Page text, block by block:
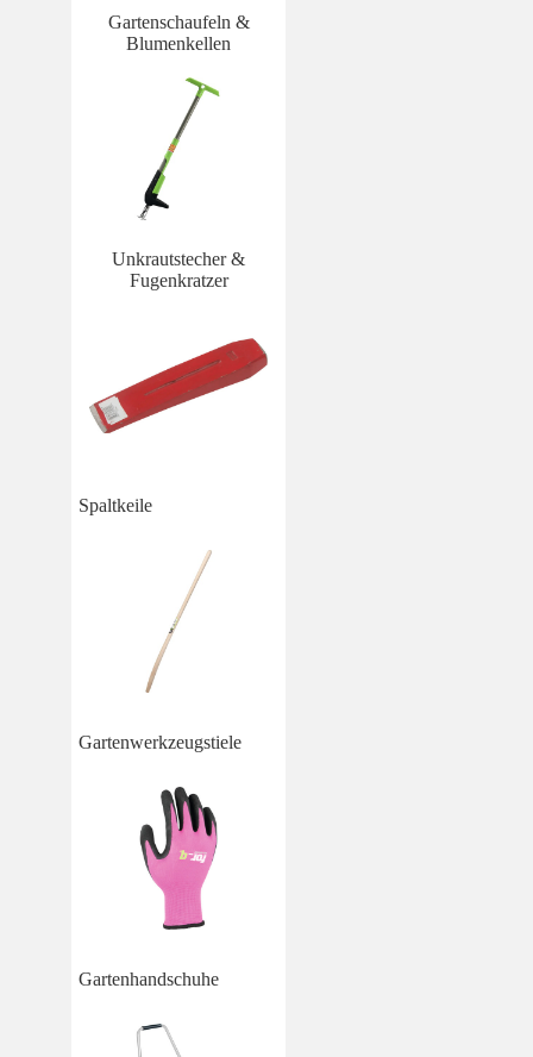
Gartenschaufeln &
Blumenkellen
Unkrautstecher &
Fugenkratzer
Spaltkeile
Gartenwerkzeugstiele
Gartenhandschuhe